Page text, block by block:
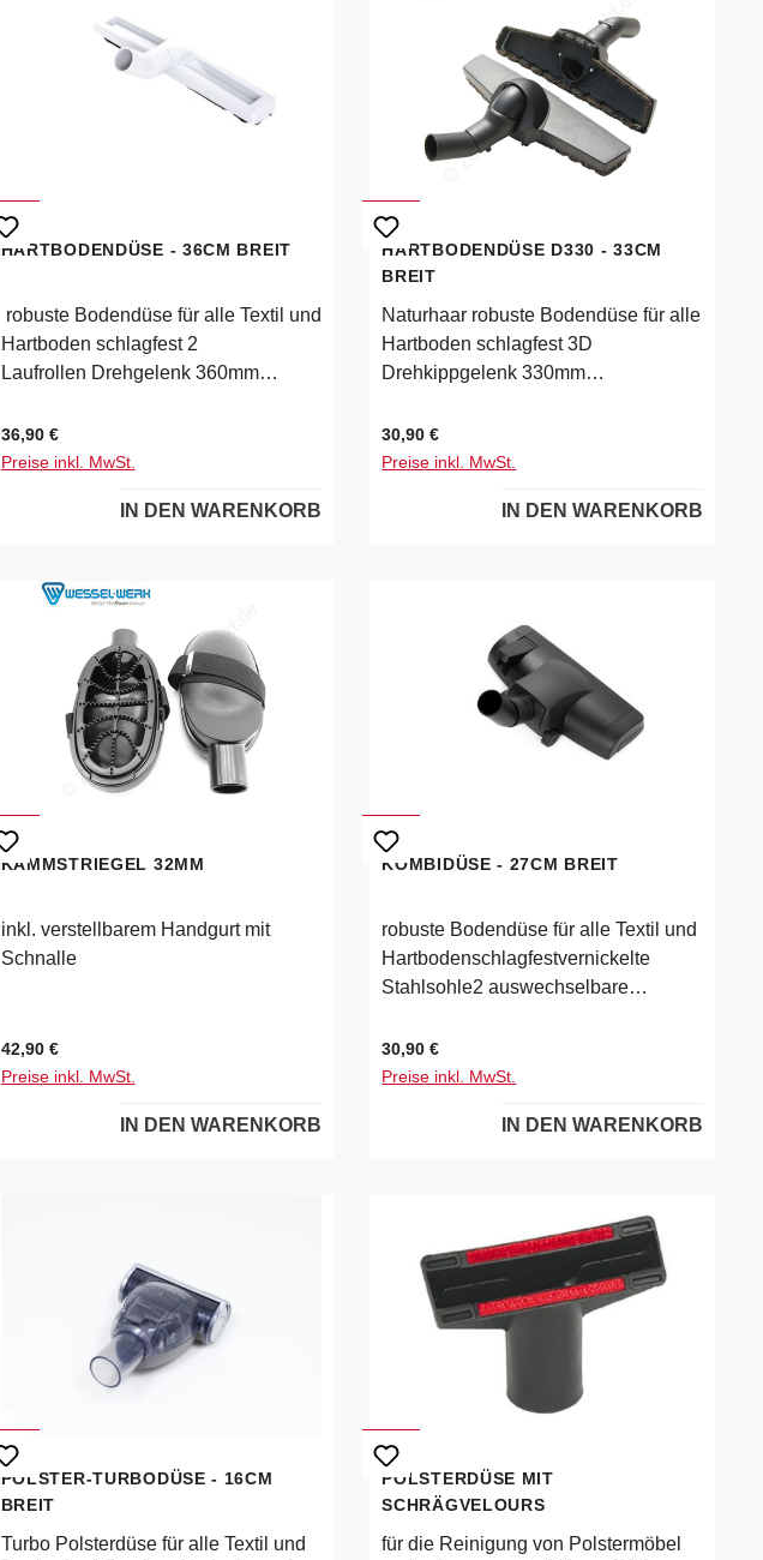
HARTBODENDÜSE - 36CM BREIT
robuste Bodendüse für alle Textil und
Hartboden schlagfest 2
Laufrollen Drehgelenk 360mm
SaugrohreFarbe je nach
Verfügbarkeit weiß oder schwarz
Regulärer Preis:
36,90 €
Preise inkl. MwSt.
IN DEN WARENKORB
HARTBODENDÜSE D330 - 33CM
BREIT
Naturhaar robuste Bodendüse für alle
Hartboden schlagfest 3D
Drehkippgelenk 330mm
Regulärer Preis:
30,90 €
Preise inkl. MwSt.
IN DEN WARENKORB
KAMMSTRIEGEL 32MM
inkl. verstellbarem Handgurt mit
Schnalle
Regulärer Preis:
42,90 €
Preise inkl. MwSt.
IN DEN WARENKORB
KOMBIDÜSE - 27CM BREIT
robuste Bodendüse für alle Textil und
Hartbodenschlagfestvernickelte
Stahlsohle2 auswechselbare
vom Teppichböden, dank großer
FadenheberDrehkippgelenk270mm
Regulärer Preis:
30,90 €
Preise inkl. MwSt.
IN DEN WARENKORB
POLSTER-TURBODÜSE - 16CM
BREIT
Turbo Polsterdüse für alle Textil und
POLSTERDÜSE MIT
SCHRÄGVELOURS
für die Reinigung von Polstermöbel